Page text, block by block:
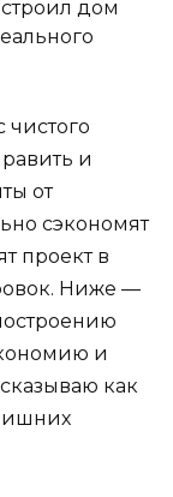
чистого
и
от
сэкономят
проект в
Ниже —
и
как